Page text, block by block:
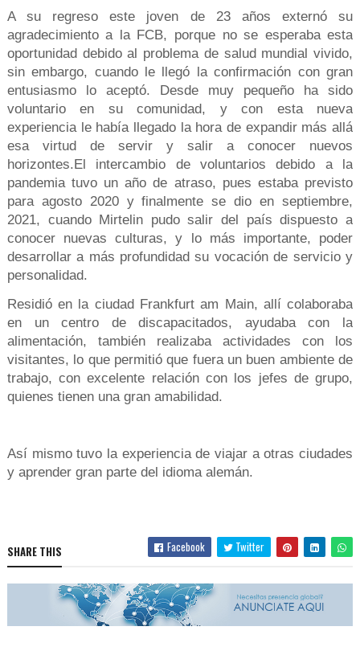
A su regreso este joven de 23 años externó su
agradecimiento a la FCB, porque no se esperaba esta
oportunidad debido al problema de salud mundial vivido,
sin embargo, cuando le llegó la confirmación con gran
entusiasmo lo aceptó. Desde muy pequeño ha sido
voluntario en su comunidad, y con esta nueva
experiencia le había llegado la hora de expandir más allá
esa virtud de servir y salir a conocer nuevos
horizontes.El intercambio de voluntarios debido a la
pandemia tuvo un año de atraso, pues estaba previsto
para agosto 2020 y finalmente se dio en septiembre,
2021, cuando Mirtelin pudo salir del país dispuesto a
conocer nuevas culturas, y lo más importante, poder
desarrollar a más profundidad su vocación de servicio y
personalidad.
Residió en la ciudad Frankfurt am Main, allí colaboraba
en un centro de discapacitados, ayudaba con la
alimentación, también realizaba actividades con los
visitantes, lo que permitió que fuera un buen ambiente de
trabajo, con excelente relación con los jefes de grupo,
quienes tienen una gran amabilidad.
Así mismo tuvo la experiencia de viajar a otras ciudades
y aprender gran parte del idioma alemán.
SHARE THIS Facebook Twitter